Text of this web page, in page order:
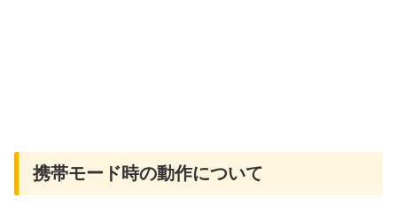
携帯モード時の動作について